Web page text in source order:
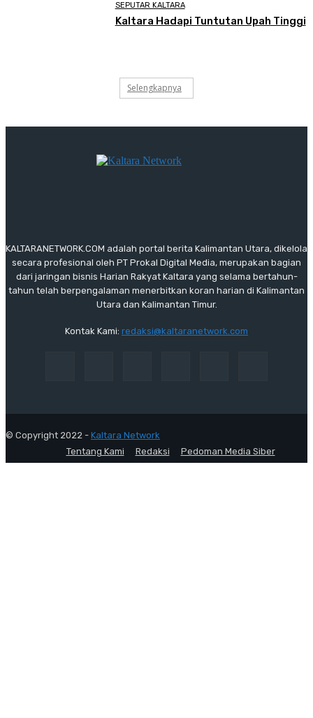
SEPUTAR KALTARA
Kaltara Hadapi Tuntutan Upah Tinggi
Selengkapnya
KALTARANETWORK.COM adalah portal berita Kalimantan Utara, dikelola
secara profesional oleh PT Prokal Digital Media, merupakan bagian
dari jaringan bisnis Harian Rakyat Kaltara yang selama bertahun-
tahun telah berpengalaman menerbitkan koran harian di Kalimantan
Utara dan Kalimantan Timur.
Kontak Kami: redaksi@kaltaranetwork.com
© Copyright 2022 - Kaltara Network
Tentang Kami
Redaksi Pedoman Media Siber